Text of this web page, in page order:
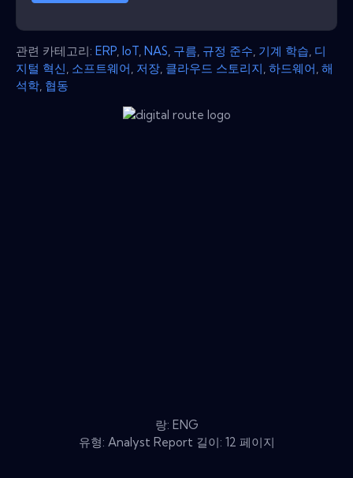
관련 카테고리: ERP IoT NAS 구름 규정 준수 기계 학습 디
지털 혁신 소프트웨어 저장 클라우드 스토리지 하드웨어 해
석학 협동
랑: ENG
유형: Analyst Report 길이: 12 페이지